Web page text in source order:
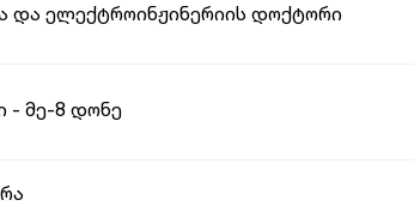
და ელექტროინჟინერიის დოქტორი
- მე-8 დონე